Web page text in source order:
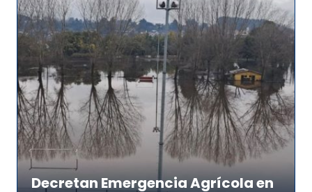
Decretan Emergencia Agrícola en